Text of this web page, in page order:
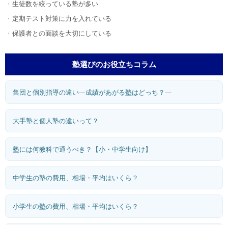
生徒数を絞っている塾が多い
定期テスト対策に力を入れている
保護者との面談を大切にしている
塾選びのお役立ちコラム
集団と個別指導の違い―成績があがる塾はどっち？―
大手塾と個人塾の違いって？
塾には何教科で通うべき？【小・中学生向け】
中学生の塾の費用、相場・平均はいくら？
小学生の塾の費用、相場・平均はいくら？